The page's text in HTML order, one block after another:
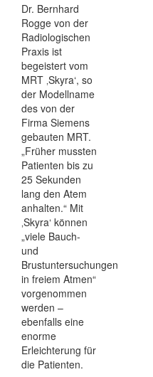
Dr. Bernhard
Rogge von der
Radiologischen
Praxis ist
begeistert vom
MRT ‚Skyra‘, so
der Modellname
des von der
Firma Siemens
gebauten MRT.
„Früher mussten
Patienten bis zu
25 Sekunden
lang den Atem
anhalten.“ Mit
‚Skyra‘ können
„viele Bauch-
und
Brustuntersuchungen
in freiem Atmen“
vorgenommen
werden –
ebenfalls eine
enorme
Erleichterung für
die Patienten.